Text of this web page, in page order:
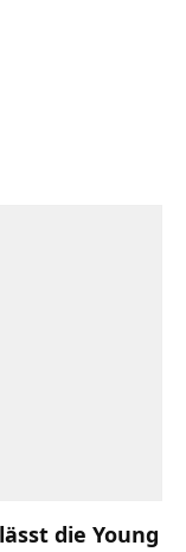
die Young